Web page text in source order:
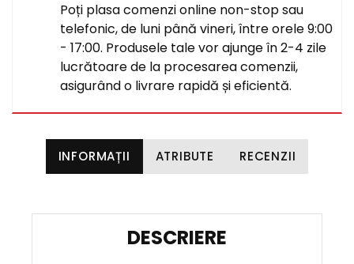
Poți plasa comenzi online non-stop sau
telefonic, de luni până vineri, între orele 9:00
- 17:00. Produsele tale vor ajunge în 2-4 zile
lucrătoare de la procesarea comenzii,
asigurând o livrare rapidă și eficientă.
INFORMAȚII ATRIBUTE RECENZII